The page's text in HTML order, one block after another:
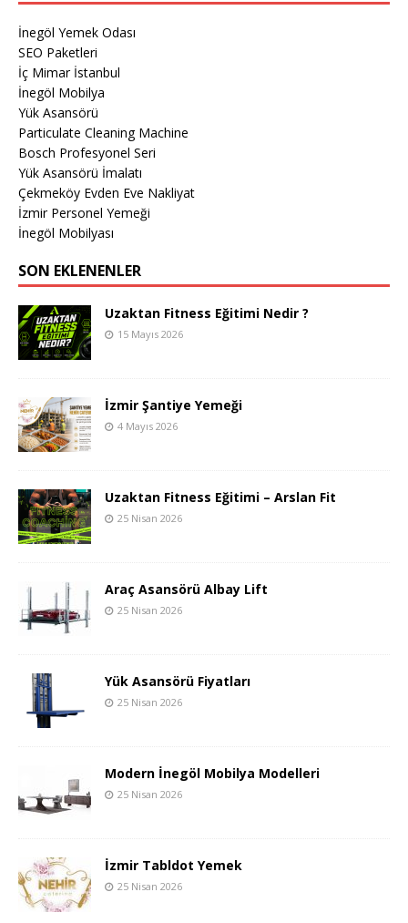
İnegöl Yemek Odası
SEO Paketleri
İç Mimar İstanbul
İnegöl Mobilya
Yük Asansörü
Particulate Cleaning Machine
Bosch Profesyonel Seri
Yük Asansörü İmalatı
Çekmeköy Evden Eve Nakliyat
İzmir Personel Yemeği
İnegöl Mobilyası
SON EKLENENLER
Uzaktan Fitness Eğitimi Nedir ?
15 Mayıs 2026
İzmir Şantiye Yemeği
4 Mayıs 2026
Uzaktan Fitness Eğitimi – Arslan Fit
25 Nisan 2026
Araç Asansörü Albay Lift
25 Nisan 2026
Yük Asansörü Fiyatları
25 Nisan 2026
Modern İnegöl Mobilya Modelleri
25 Nisan 2026
İzmir Tabldot Yemek
25 Nisan 2026